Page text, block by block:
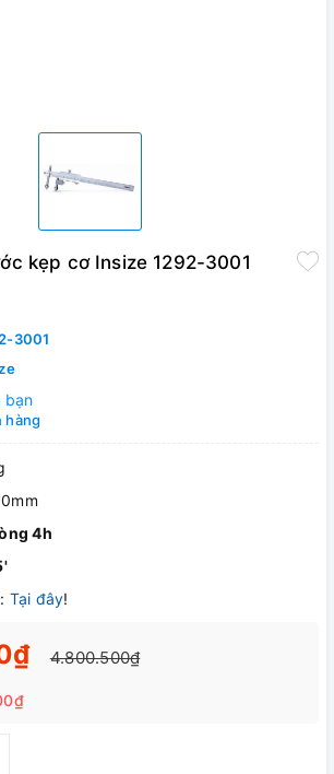
kẹp cơ Insize 1292-3001
3001
bạn
hàng
4h
: Tại đây!
4.800.500₫